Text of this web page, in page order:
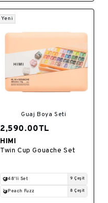
Yeni
Guaj Boya Seti
2,590.00TL
Satıcı:
HIMI
Twin Cup Gouache Set
48'li Set 9 Çeşit
Peach Fuzz 8 Çeşit